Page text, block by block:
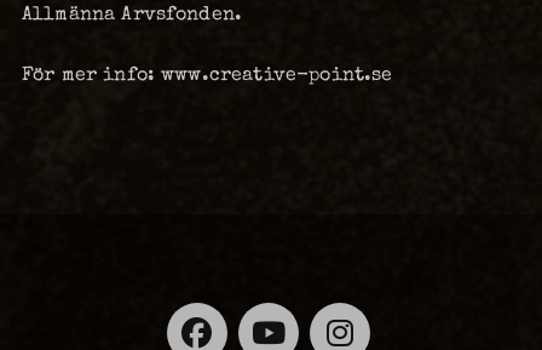
Allmänna Arvsfonden.
För mer info: www.creative-point.se
Facebook
YouTube